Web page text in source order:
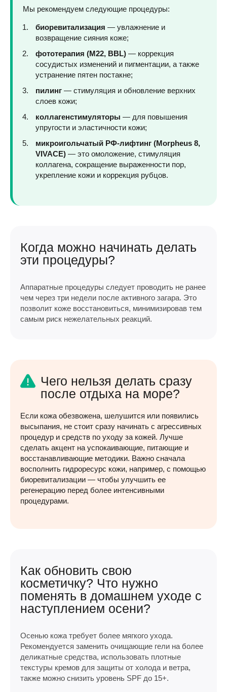
Мы рекомендуем следующие процедуры:
биоревитализация — увлажнение и
возвращение сияния коже;
фототерапия (М22, BBL) — коррекция
сосудистых изменений и пигментации, а также
устранение пятен постакне;
пилинг — стимуляция и обновление верхних
слоев кожи;
коллагенстимуляторы — для повышения
упругости и эластичности кожи;
микроигольчатый РФ-лифтинг (Morpheus 8,
VIVACE) — это омоложение, стимуляция
коллагена, сокращение выраженности пор,
укрепление кожи и коррекция рубцов.
Когда можно начинать делать
эти процедуры?
Аппаратные процедуры следует проводить не ранее
чем через три недели после активного загара. Это
позволит коже восстановиться, минимизировав тем
самым риск нежелательных реакций.
Чего нельзя делать сразу
после отдыха на море?
Если кожа обезвожена, шелушится или появились
высыпания, не стоит сразу начинать с агрессивных
процедур и средств по уходу за кожей. Лучше
сделать акцент на успокаивающие, питающие и
восстанавливающие методики. Важно сначала
восполнить гидроресурс кожи, например, с помощью
биоревитализации — чтобы улучшить ее
регенерацию перед более интенсивными
процедурами.
Как обновить свою
косметичку? Что нужно
поменять в домашнем уходе с
наступлением осени?
Осенью кожа требует более мягкого ухода.
Рекомендуется заменить очищающие гели на более
деликатные средства, использовать плотные
текстуры кремов для защиты от холода и ветра,
также можно снизить уровень SPF до 15+.